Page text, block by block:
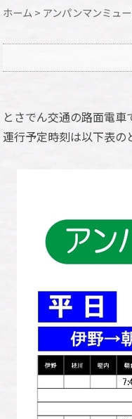
ホーム > アンパンマンミュ
とさでん交通の路面電車
運行予定時刻は以下表の